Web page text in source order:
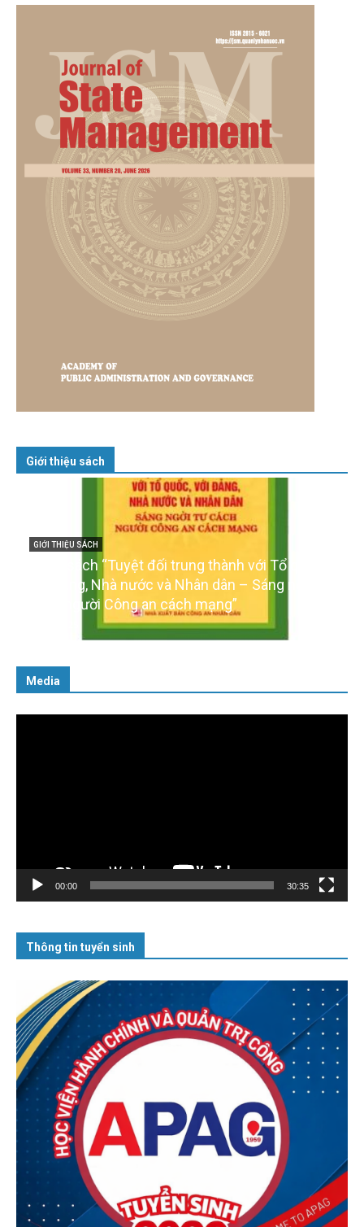
Giới thiệu sách
GIỚI THIỆU SÁCH
Cuốn sách “Tuyệt đối trung thành với Tổ quốc,
với Đảng, Nhà nước và Nhân dân – Sáng ngời tư
cách người Công an cách mạng”
Media
00:00 30:35
Thông tin tuyển sinh